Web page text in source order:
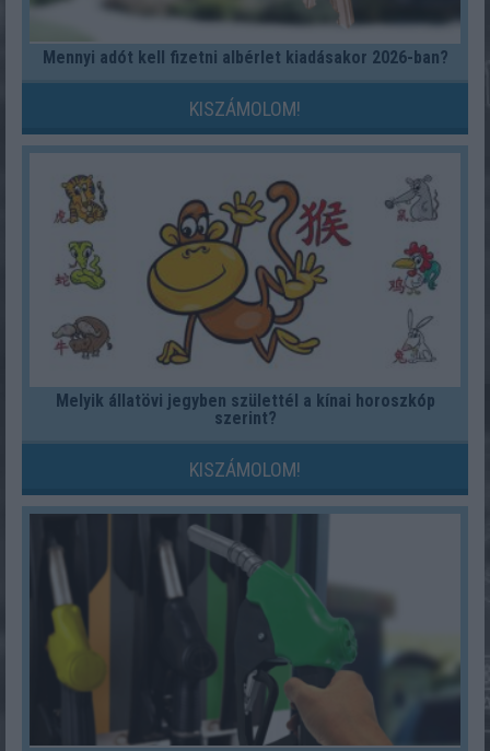
Mennyi adót kell fizetni albérlet kiadásakor 2026-ban?
KISZÁMOLOM!
Melyik állatövi jegyben születtél a kínai horoszkóp
szerint?
KISZÁMOLOM!